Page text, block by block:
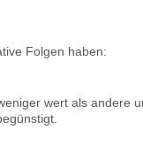
Folgen haben:
wert als andere